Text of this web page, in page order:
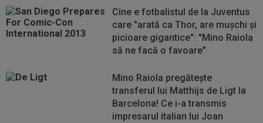
Cine e fotbalistul de la Juventus
care "arată ca Thor, are mușchi și
picioare gigantice": "Mino Raiola
să ne facă o favoare"
Mino Raiola pregătește
transferul lui Matthijs de Ligt la
Barcelona! Ce i-a transmis
impresarul italian lui Joan